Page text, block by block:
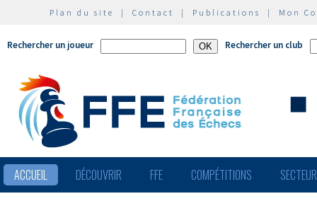
Plan du site | Contact | Publications | Mon
Rechercher un joueur Rechercher un club
ACCUEIL DÉCOUVRIR FFE COMPÉTITIONS